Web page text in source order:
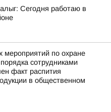
Сегодня работаю в
мероприятий по охране
сотрудниками
факт распития
в общественном